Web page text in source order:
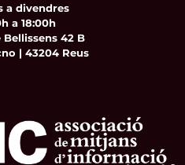
a divendres
a 18:00h
42 B
| 43204 Reus